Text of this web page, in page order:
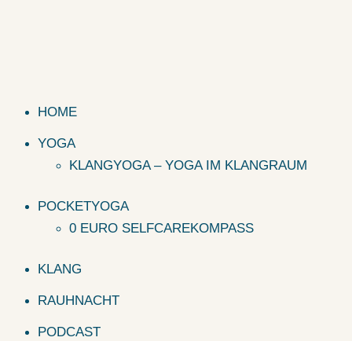
HOME
YOGA
KLANGYOGA – YOGA IM KLANGRAUM
POCKETYOGA
0 EURO SELFCAREKOMPASS
KLANG
RAUHNACHT
PODCAST